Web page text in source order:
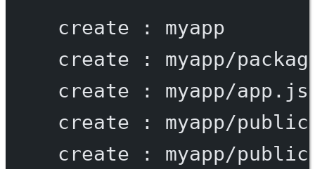
create :
myapp
create
:
myapp/
create
:
myapp/app.js
create
:
myapp/public
create
:
myapp/